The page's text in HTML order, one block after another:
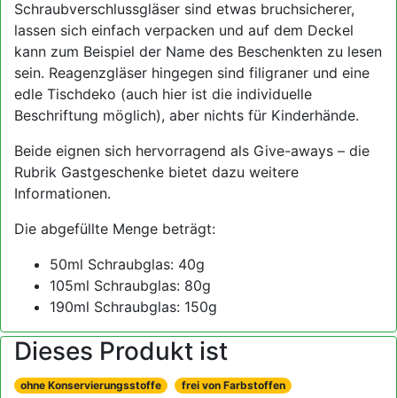
Schraubverschlussgläser sind etwas bruchsicherer,
lassen sich einfach verpacken und auf dem Deckel
kann zum Beispiel der Name des Beschenkten zu lesen
sein. Reagenzgläser hingegen sind filigraner und eine
edle Tischdeko (auch hier ist die individuelle
Beschriftung möglich), aber nichts für Kinderhände.
Beide eignen sich hervorragend als Give-aways – die
Rubrik Gastgeschenke bietet dazu weitere
Informationen.
Die abgefüllte Menge beträgt:
50ml Schraubglas: 40g
105ml Schraubglas: 80g
190ml Schraubglas: 150g
Dieses Produkt ist
ohne Konservierungsstoffe
frei von Farbstoffen